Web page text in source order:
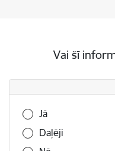
Vai šī
Vai šī informācija
Jā
Daļēji